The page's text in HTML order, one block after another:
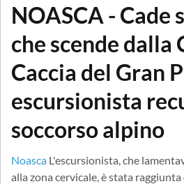
NOASCA - Cade
che scende dalla
Caccia del Gran
escursionista
soccorso alpino
Noasca L'escursionista, che
alla zona cervicale, è stata